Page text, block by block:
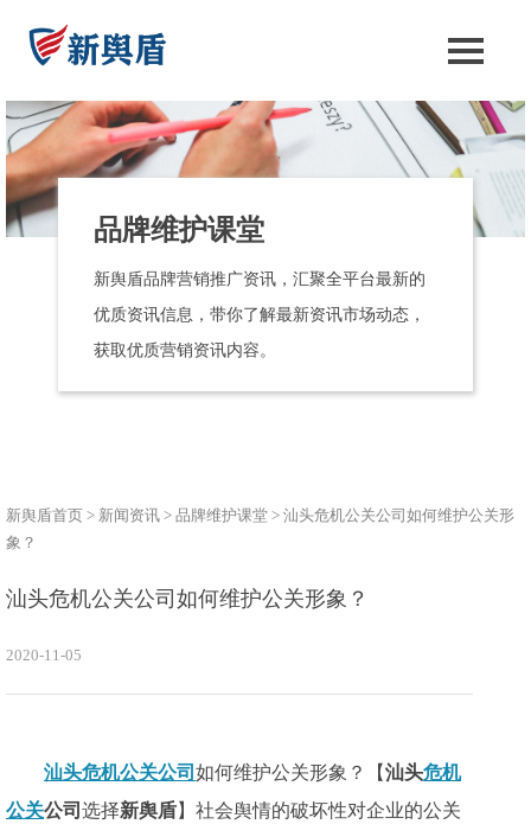
品牌维护课堂
新舆盾品牌营销推广资讯，汇聚全平台最新的
优质资讯信息，带你了解最新资讯市场动态，
获取优质营销资讯内容。
新舆盾首页 > 新闻资讯 > 品牌维护课堂 > 汕头危机公关公司如何维护公关形
象？
汕头危机公关公司如何维护公关形象？
2020-11-05
汕头危机公关公司 如何维护公关形象？【汕头危机
公关公司 选择新舆盾】社会舆情的破坏性对企业的公关